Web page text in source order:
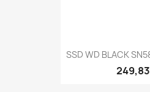
SSD WD BLACK